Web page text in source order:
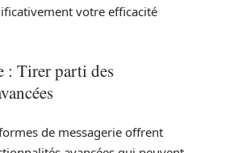
votre efficacité
: Tirer parti des
de messagerie offrent